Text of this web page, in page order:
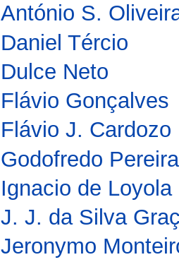
António S.
Daniel Tércio
Dulce Neto
Flávio Gonçalves
Flávio J. Cardozo
Godofredo Pereira
Ignacio de Loyola
J. J. da Silva
Jeronymo